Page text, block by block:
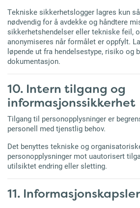
Tekniske sikkerhetslogger lagres kun
nødvendig for å avdekke og håndtere
sikkerhetshendelser eller tekniske feil,
anonymiseres når formålet er oppfylt.
løpende ut fra hendelsestype, risiko og
dokumentasjon.
10. Intern tilgang og
informasjonssikkerhet
Tilgang til personopplysninger er
personell med tjenstlig behov.
Det benyttes tekniske og
personopplysninger mot uautorisert
utilsiktet endring eller sletting.
11.